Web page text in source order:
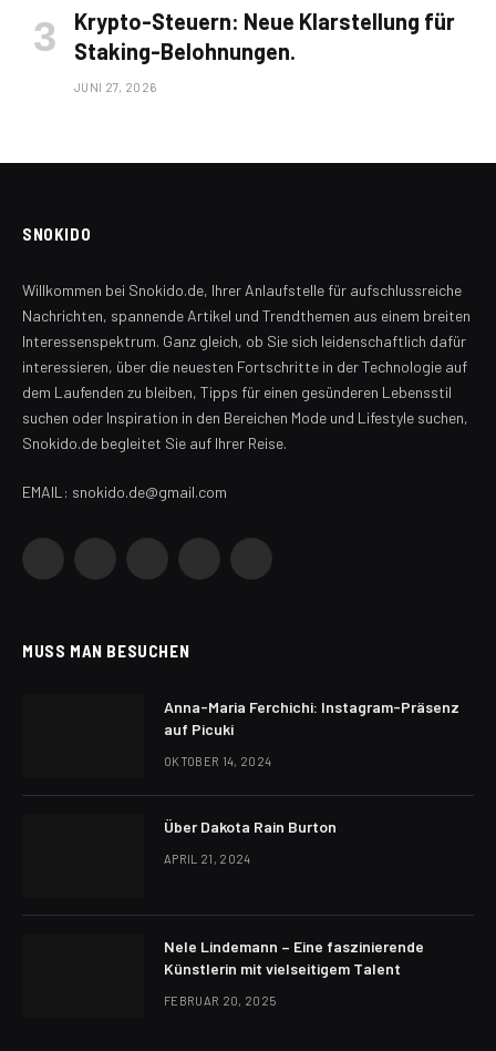
Krypto-Steuern: Neue Klarstellung für
Staking-Belohnungen.
JUNI 27, 2026
SNOKIDO
Willkommen bei Snokido.de, Ihrer Anlaufstelle für aufschlussreiche
Nachrichten, spannende Artikel und Trendthemen aus einem breiten
Interessenspektrum. Ganz gleich, ob Sie sich leidenschaftlich dafür
interessieren, über die neuesten Fortschritte in der Technologie auf
dem Laufenden zu bleiben, Tipps für einen gesünderen Lebensstil
suchen oder Inspiration in den Bereichen Mode und Lifestyle suchen,
Snokido.de begleitet Sie auf Ihrer Reise.
EMAIL: snokido.de@gmail.com
Facebook InstagramPinterest YouTube
MUSS MAN BESUCHEN
Anna-Maria Ferchichi: Instagram-Präsenz
auf Picuki
OKTOBER 14, 2024
Über Dakota Rain Burton
APRIL 21, 2024
Nele Lindemann – Eine faszinierende
Künstlerin mit vielseitigem Talent
FEBRUAR 20, 2025